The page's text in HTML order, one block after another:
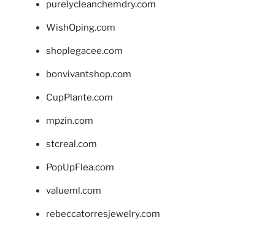
purelycleanchemdry.com
WishOping.com
shoplegacee.com
bonvivantshop.com
CupPlante.com
mpzin.com
stcreal.com
PopUpFlea.com
valueml.com
rebeccatorresjewelry.com